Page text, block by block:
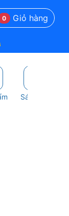
0 Giỏ hàng
Sách nha